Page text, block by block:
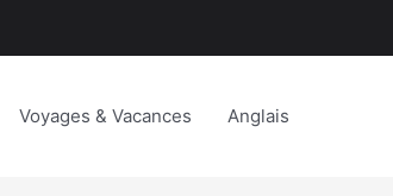
Voyages & Vacances Anglais